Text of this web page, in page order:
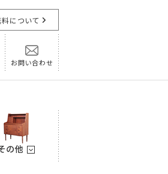
料について
お問い合わせ